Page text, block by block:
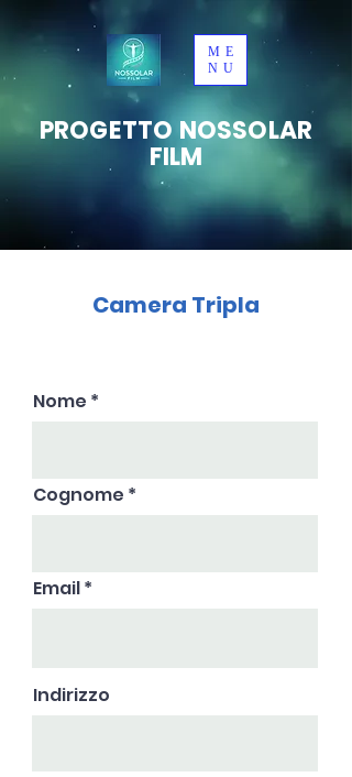
ME
NU
PROGETTO NOSSOLAR
FILM
Camera Tripla
Nome
Cognome
Email
Indirizzo